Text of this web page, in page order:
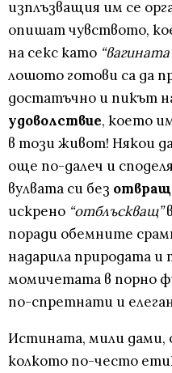
изплъзващия им се
опишат чувството,
на секс като
лошото готови са да
достатъчно и пикът
удоволствие, което
в този живот! Някои
още по-далеч и
вулвата си без
искрено “отблъскващ”
поради обемните
надарила природата
момичетата в порно
по-спретнати и
Истината, мили дами,
колкото по-често